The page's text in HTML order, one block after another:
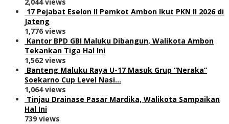
17 Pejabat Eselon II Pemkot Ambon Ikut PKN II 2026 di
Jateng
1,776 views
Kantor BPD GBI Maluku Dibangun, Walikota Ambon
Tekankan Tiga Hal Ini
1,562 views
Banteng Maluku Raya U-17 Masuk Grup “Neraka”
Soekarno Cup Level Nasi…
1,064 views
Tinjau Drainase Pasar Mardika, Walikota Sampaikan
Hal Ini
739 views